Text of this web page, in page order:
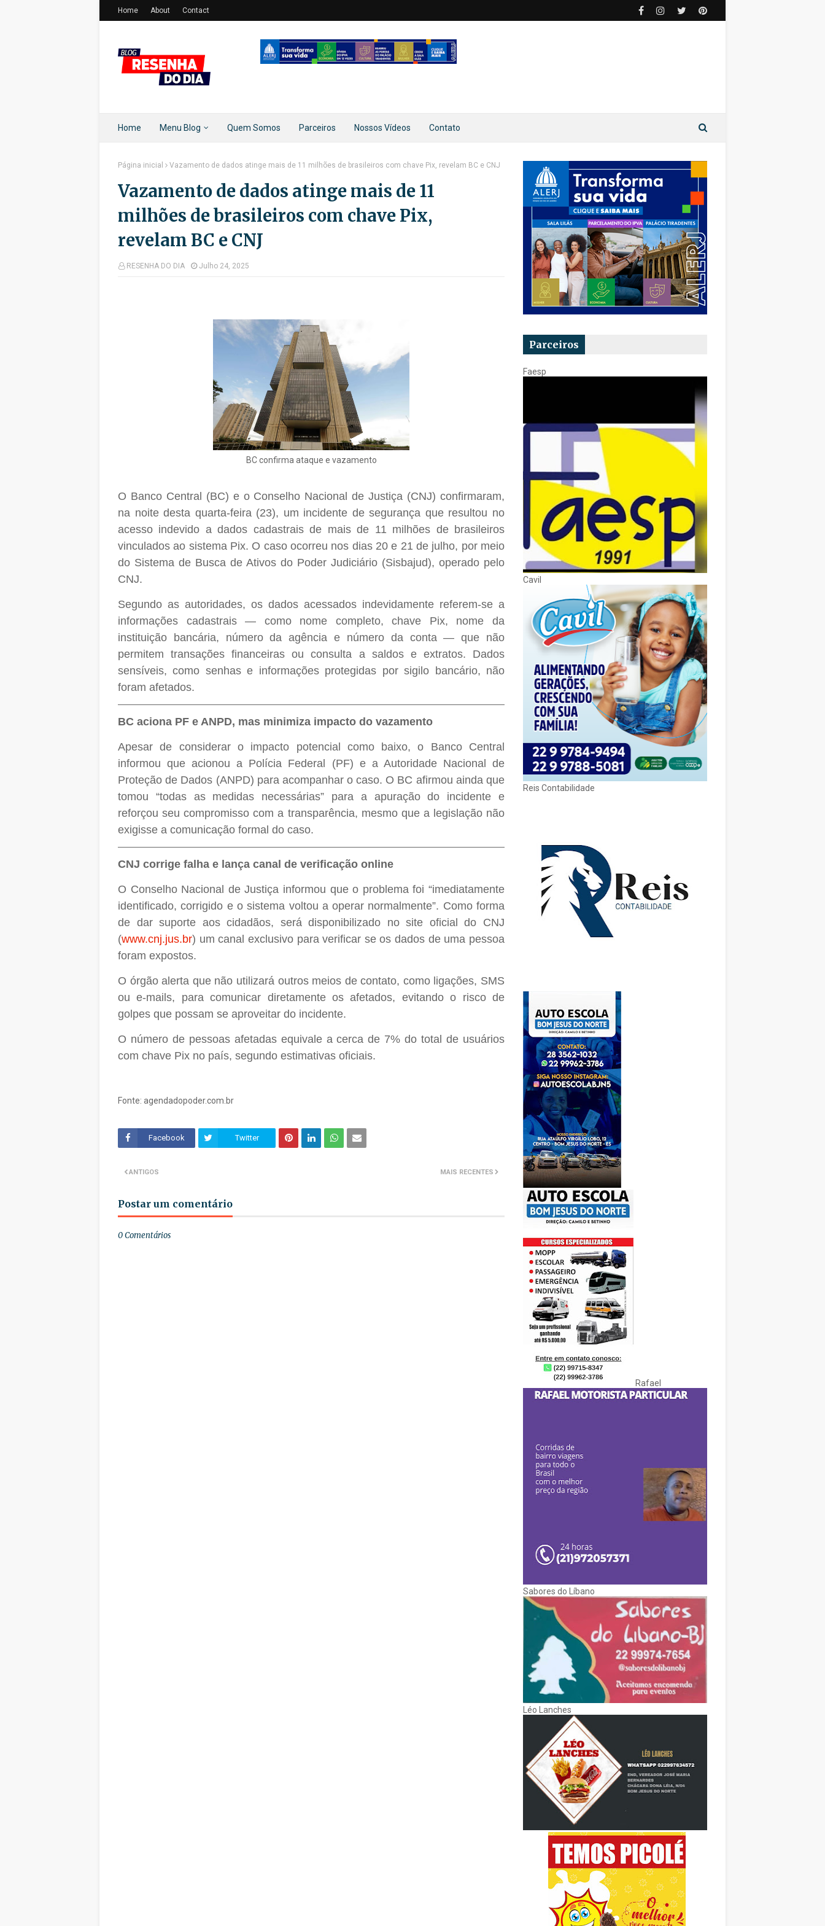
Home About Contact
Home Menu Blog Quem Somos Parceiros Nossos Vídeos Contato
Página inicial Vazamento de dados atinge mais de 11 milhões de brasileiros com chave Pix, revelam BC e CNJ
Vazamento de dados atinge mais de 11
milhões de brasileiros com chave Pix,
revelam BC e CNJ
RESENHA DO DIA Julho 24, 2025
BC confirma ataque e vazamento
O Banco Central (BC) e o Conselho Nacional de Justiça (CNJ) confirmaram,
na noite desta quarta-feira (23), um incidente de segurança que resultou no
acesso indevido a dados cadastrais de mais de 11 milhões de brasileiros
vinculados ao sistema Pix. O caso ocorreu nos dias 20 e 21 de julho, por meio
do Sistema de Busca de Ativos do Poder Judiciário (Sisbajud), operado pelo
CNJ.
Segundo as autoridades, os dados acessados indevidamente referem-se a
informações cadastrais — como nome completo, chave Pix, nome da
instituição bancária, número da agência e número da conta — que não
permitem transações financeiras ou consulta a saldos e extratos. Dados
sensíveis, como senhas e informações protegidas por sigilo bancário, não
foram afetados.
BC aciona PF e ANPD, mas minimiza impacto do vazamento
Apesar de considerar o impacto potencial como baixo, o Banco Central
informou que acionou a Polícia Federal (PF) e a Autoridade Nacional de
Proteção de Dados (ANPD) para acompanhar o caso. O BC afirmou ainda que
tomou “todas as medidas necessárias” para a apuração do incidente e
reforçou seu compromisso com a transparência, mesmo que a legislação não
exigisse a comunicação formal do caso.
CNJ corrige falha e lança canal de verificação online
O Conselho Nacional de Justiça informou que o problema foi “imediatamente
identificado, corrigido e o sistema voltou a operar normalmente”. Como forma
de dar suporte aos cidadãos, será disponibilizado no site oficial do CNJ
(www.cnj.jus.br) um canal exclusivo para verificar se os dados de uma pessoa
foram expostos.
O órgão alerta que não utilizará outros meios de contato, como ligações, SMS
ou e-mails, para comunicar diretamente os afetados, evitando o risco de
golpes que possam se aproveitar do incidente.
O número de pessoas afetadas equivale a cerca de 7% do total de usuários
com chave Pix no país, segundo estimativas oficiais.
Fonte: agendadopoder.com.br
Facebook Twitter
MAIS RECENTES
ANTIGOS
Postar um comentário
0 Comentários
Parceiros
Faesp
Cavil
Reis Contabilidade
Rafael
Sabores do Líbano
Léo Lanches